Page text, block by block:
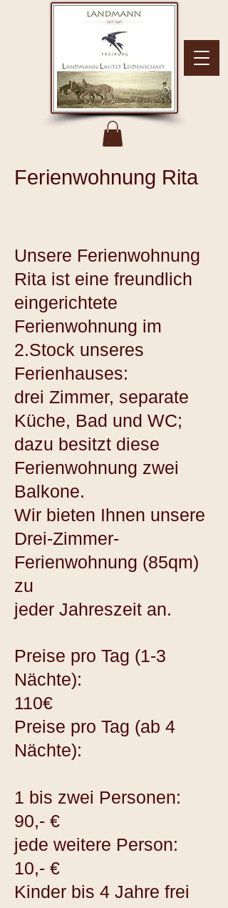
Ferienwohnung Rita
Unsere Ferienwohnung
Rita ist eine freundlich
eingerichtete
Ferienwohnung im
2.Stock unseres
Ferienhauses:
drei Zimmer, separate
Küche, Bad und WC;
dazu besitzt diese
Ferienwohnung zwei
Balkone.
Wir bieten Ihnen unsere
Drei-Zimmer-
Ferienwohnung (85qm)
zu
jeder Jahreszeit an.
Preise pro Tag (1-3
Nächte):
110€
Preise pro Tag (ab 4
Nächte):
1 bis zwei Personen:
90,- €
jede weitere Person:
10,- €
Kinder bis 4 Jahre frei